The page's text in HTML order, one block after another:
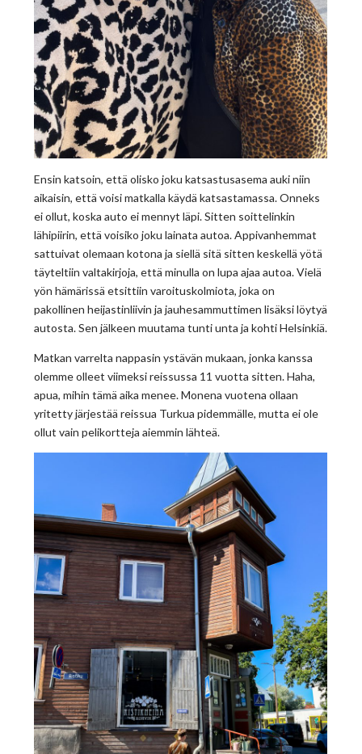
Ensin katsoin, että olisko joku katsastusasema auki niin
aikaisin, että voisi matkalla käydä katsastamassa. Onneks
ei ollut, koska auto ei mennyt läpi. Sitten soittelinkin
lähipiirin, että voisiko joku lainata autoa. Appivanhemmat
sattuivat olemaan kotona ja siellä sitä sitten keskellä yötä
täyteltiin valtakirjoja, että minulla on lupa ajaa autoa. Vielä
yön hämärissä etsittiin varoituskolmiota, joka on
pakollinen heijastinliivin ja jauhesammuttimen lisäksi löytyä
autosta. Sen jälkeen muutama tunti unta ja kohti Helsinkiä.
Matkan varrelta nappasin ystävän mukaan, jonka kanssa
olemme olleet viimeksi reissussa 11 vuotta sitten. Haha,
apua, mihin tämä aika menee. Monena vuotena ollaan
yritetty järjestää reissua Turkua pidemmälle, mutta ei ole
ollut vain pelikortteja aiemmin lähteä.